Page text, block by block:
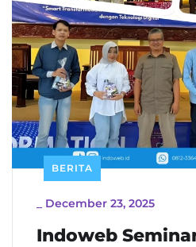
BERITA
December 23, 2025
Indoweb